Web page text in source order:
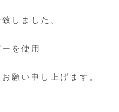
しました。
を使用
願い申し上げます。